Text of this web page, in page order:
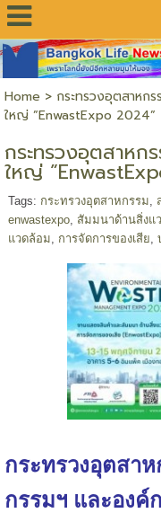
Home > กระทรวงอุตสาหก
ใหญ่ ”EnwastExpo 2024”
กระทรวงอุตสาหก
ใหญ่
Tags: กระทรวงอุตสาหกรรม
enwastexpo, สัมมนาด้านสิ่งแ
แวดล้อม
การจัดการของเสีย
กระทรวงอุตสา
กรรมฯ และองค์